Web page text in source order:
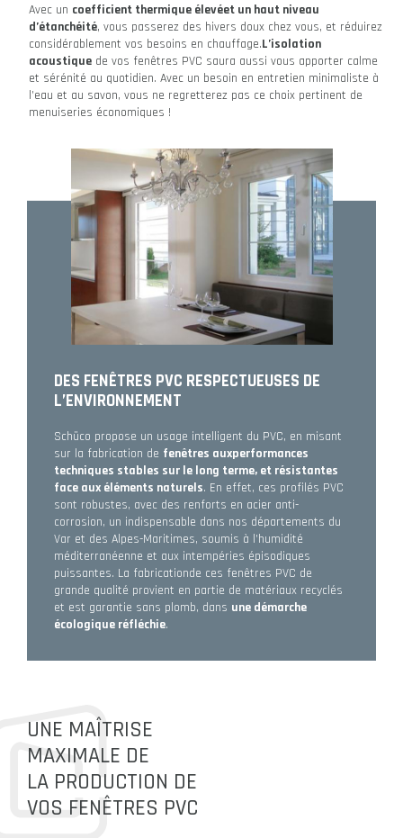
Avec un coefficient thermique élevéet un haut niveau
d’étanchéité, vous passerez des hivers doux chez vous, et réduirez
considérablement vos besoins en chauffage.L’isolation
acoustique de vos fenêtres PVC saura aussi vous apporter calme
et sérénité au quotidien. Avec un besoin en entretien minimaliste à
l’eau et au savon, vous ne regretterez pas ce choix pertinent de
menuiseries économiques !
DES FENÊTRES PVC RESPECTUEUSES DE
L’ENVIRONNEMENT
Schüco propose un usage intelligent du PVC, en misant
sur la fabrication de fenêtres auxperformances
techniques stables sur le long terme, et résistantes
face aux éléments naturels. En effet, ces profilés PVC
sont robustes, avec des renforts en acier anti-
corrosion, un indispensable dans nos départements du
Var et des Alpes-Maritimes, soumis à l’humidité
méditerranéenne et aux intempéries épisodiques
puissantes. La fabricationde ces fenêtres PVC de
grande qualité provient en partie de matériaux recyclés
et est garantie sans plomb, dans une démarche
écologique réfléchie.
UNE MAÎTRISE
MAXIMALE DE
LA PRODUCTION DE
VOS FENÊTRES PVC